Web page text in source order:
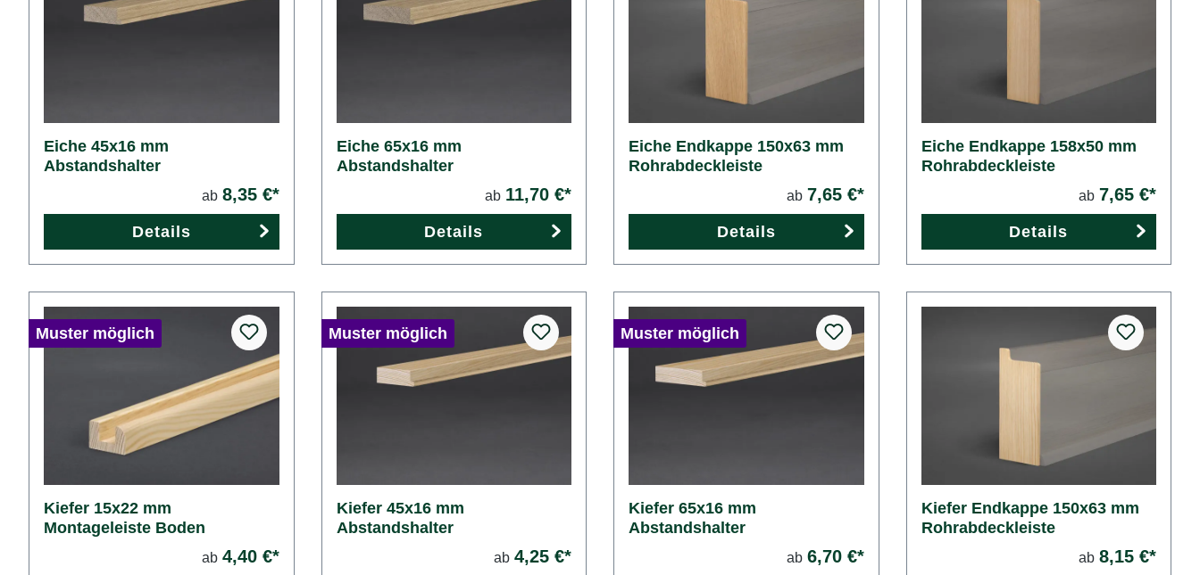
Eiche 45x16 mm
Abstandshalter
ab 8,35 €*
Details
Eiche 65x16 mm
Abstandshalter
ab 11,70 €*
Details
Eiche Endkappe 150x63 mm
Rohrabdeckleiste
ab 7,65 €*
Details
Eiche Endkappe 158x50 mm
Rohrabdeckleiste
ab 7,65 €*
Details
Muster möglich
Kiefer 15x22 mm
Montageleiste Boden
ab 4,40 €*
Muster möglich
Kiefer 45x16 mm
Abstandshalter
ab 4,25 €*
Muster möglich
Kiefer 65x16 mm
Abstandshalter
ab 6,70 €*
Kiefer Endkappe 150x63 mm
Rohrabdeckleiste
ab 8,15 €*